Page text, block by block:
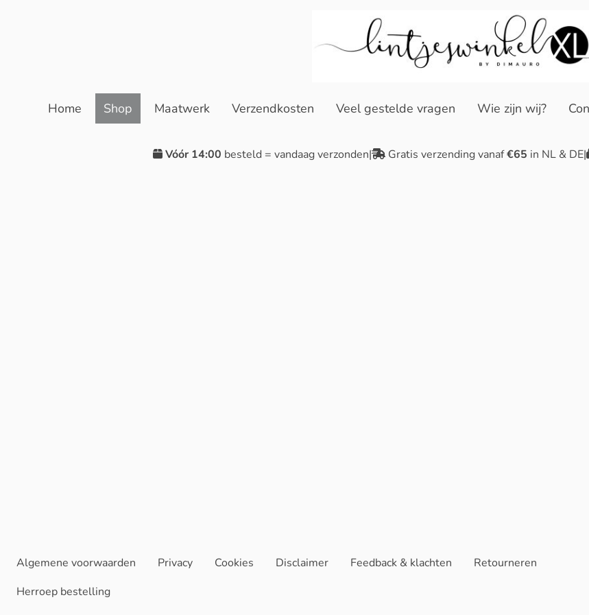
Home Shop Maatwerk Verzendkosten Veel gestelde vragen Wie zijn wij?
Vóór 14:00 besteld = vandaag verzonden| Gratis verzending vanaf€65 in NL & DE|
Algemene voorwaarden Privacy Cookies Disclaimer Feedback & klachten
Retourneren
Herroep bestelling